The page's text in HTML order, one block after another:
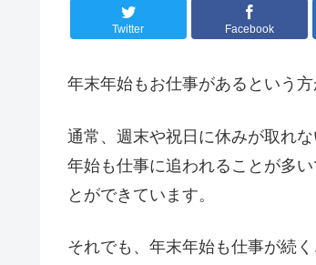
Twitter Facebook
年末年始もお仕事があるという
通常、週末や祝日に休みが取れ
年始も仕事に追われることが多
とができています。
それでも、年末年始も仕事が続